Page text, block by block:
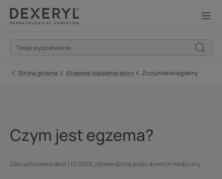
Strona główna Atopowe zapalenie skóry Zrozumienie egzemy
Czym jest egzema?
Zaktualizowano dnia 1.07.2026, zatwierdzone przezdyrektor medyczny.